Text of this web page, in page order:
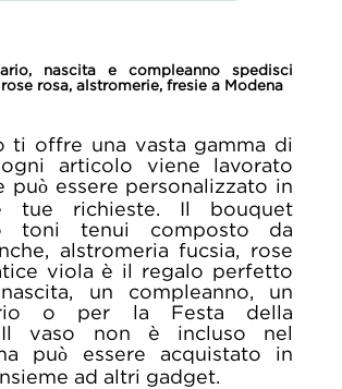
nascita e compleanno spedisci
rosa, alstromerie, fresie a Modena
ti offre una vasta gamma di
articolo viene lavorato
può essere personalizzato in
tue richieste. Il bouquet
toni tenui composto da
alstromeria fucsia, rose
viola è il regalo perfetto
un compleanno, un
o per la Festa della
Il vaso non è incluso nel
può essere acquistato in
ad altri gadget.